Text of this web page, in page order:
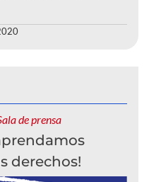
de prensa
derechos!